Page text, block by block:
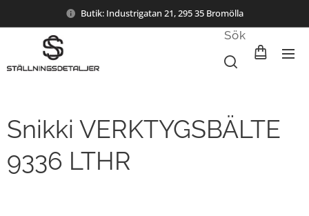
Butik: Industrigatan 21, 295 35 Bromölla
Sök
Snikki VERKTYGSBÄLTE
9336 LTHR